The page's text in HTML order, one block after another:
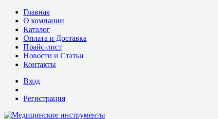
Главная
О компании
Каталог
Оплата и Доставка
Прайс-лист
Новости и Статьи
Контакты
Вход
Регистрация